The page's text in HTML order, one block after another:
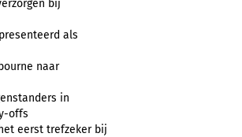
bij
als
naar
in
offs
eerst trefzeker bij